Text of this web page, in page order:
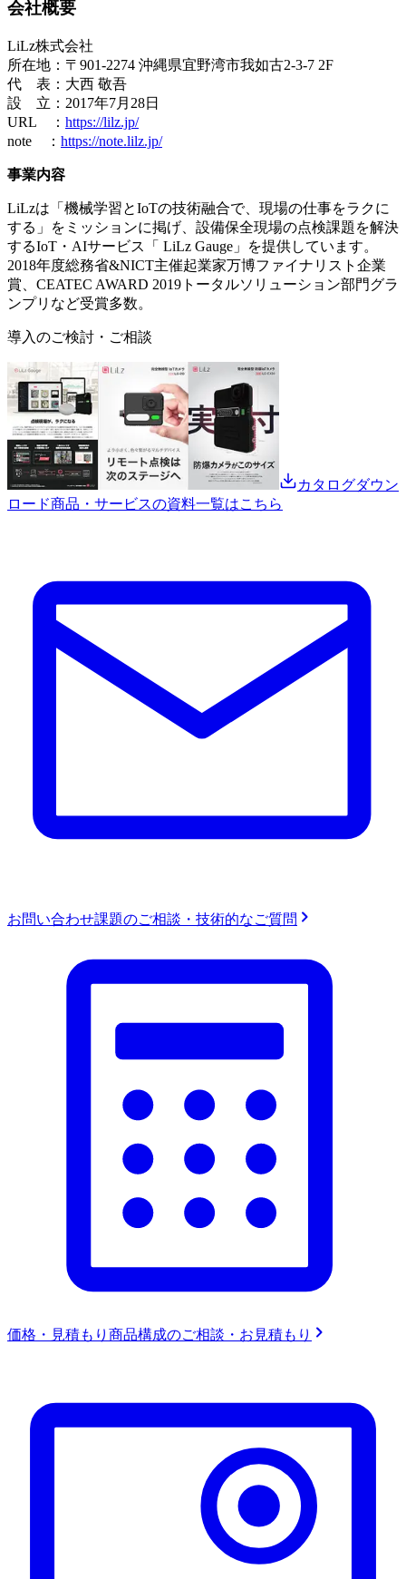
会社概要
LiLz株式会社
所在地：〒901-2274 沖縄県宜野湾市我如古2-3-7 2F
代 表：大西 敬吾
設 立：2017年7月28日
URL ： https://lilz.jp/
note ： https://note.lilz.jp/
事業内容
LiLzは「機械学習とIoTの技術融合で、現場の仕事をラクに
する」をミッションに掲げ、設備保全現場の点検課題を解決
するIoT・AIサービス「 LiLz Gauge」を提供しています。
2018年度総務省&NICT主催起業家万博ファイナリスト企業
賞、CEATEC AWARD 2019トータルソリューション部門グラ
ンプリなど受賞多数。
導入のご検討・ご相談
カタログダウン
ロード商品・サービスの資料一覧はこちら
お問い合わせ課題のご相談・技術的なご質問
価格・見積もり 商品構成のご相談・お見積もり